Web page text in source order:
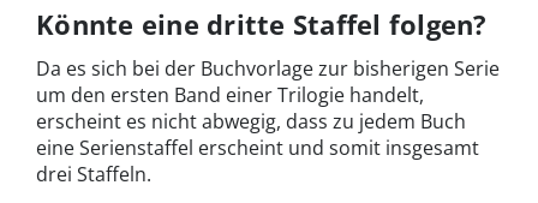
Könnte eine dritte Staffel folgen?
Da es sich bei der Buchvorlage zur bisherigen Serie
um den ersten Band einer Trilogie handelt,
erscheint es nicht abwegig, dass zu jedem Buch
eine Serienstaffel erscheint und somit insgesamt
drei Staffeln.